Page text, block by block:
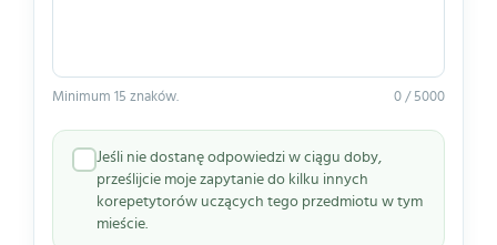
Minimum 15 znaków. 0 / 5000
Jeśli nie dostanę odpowiedzi w ciągu doby,
prześlijcie moje zapytanie do kilku innych
korepetytorów uczących tego przedmiotu w tym
mieście.